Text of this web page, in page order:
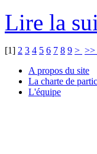
Lire la
[1] 2 3 4 5 6 7 8 9 > >>
A propos du site
La charte de
L'équipe